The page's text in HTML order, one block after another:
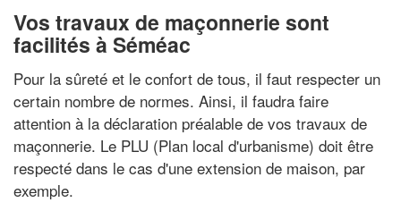
Vos travaux de maçonnerie sont
facilités à Séméac
Pour la sûreté et le confort de tous, il faut respecter un
certain nombre de normes. Ainsi, il faudra faire
attention à la déclaration préalable de vos travaux de
maçonnerie. Le PLU (Plan local d'urbanisme) doit être
respecté dans le cas d'une extension de maison, par
exemple.